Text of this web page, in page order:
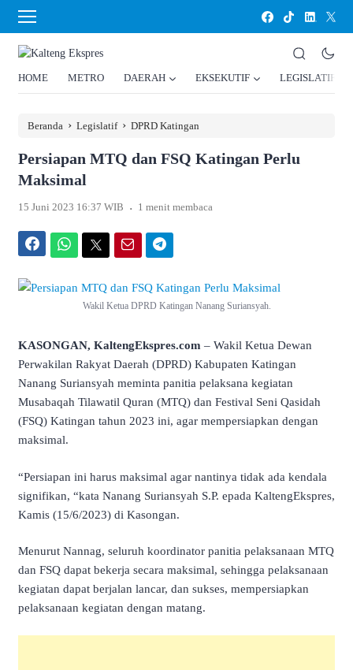
HOME METRO DAERAH EKSEKUTIF LEGISLATIF
Beranda › Legislatif › DPRD Katingan
Persiapan MTQ dan FSQ Katingan Perlu
Maksimal
15 Juni 2023 16:37 WIB . 1 menit membaca
Wakil Ketua DPRD Katingan Nanang Suriansyah.
KASONGAN, KaltengEkspres.com – Wakil Ketua Dewan
Perwakilan Rakyat Daerah (DPRD) Kabupaten Katingan
Nanang Suriansyah meminta panitia pelaksana kegiatan
Musabaqah Tilawatil Quran (MTQ) dan Festival Seni Qasidah
(FSQ) Katingan tahun 2023 ini, agar mempersiapkan dengan
maksimal.
“Persiapan ini harus maksimal agar nantinya tidak ada kendala
signifikan, “kata Nanang Suriansyah S.P. epada KaltengEkspres,
Kamis (15/6/2023) di Kasongan.
Menurut Nannag, seluruh koordinator panitia pelaksanaan MTQ
dan FSQ dapat bekerja secara maksimal, sehingga pelaksanaan
kegiatan dapat berjalan lancar, dan sukses, mempersiapkan
pelaksanaan kegiatan dengan matang.